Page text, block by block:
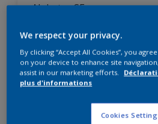
Alphatex SF
Produit à
Pouvoir
suivant DIN
We respect your privacy.
By clicking “Accept All Cookies”, you
on your device to enhance site
assist in our marketing efforts.
plus d'informations
Cookies